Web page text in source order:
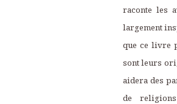
raconte les
largement
que ce livre
sont leurs
aidera des
de